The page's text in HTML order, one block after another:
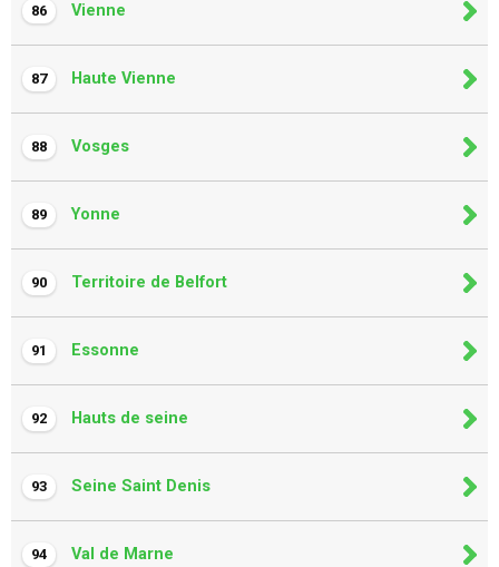
86 Vienne
87 Haute Vienne
88 Vosges
89 Yonne
90 Territoire de Belfort
91 Essonne
92 Hauts de seine
93 Seine Saint Denis
94 Val de Marne